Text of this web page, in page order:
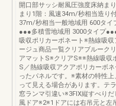
開口部サッシ耐風圧強度床納ま
まり1階：風速34m/秒相当造り
37m/秒相当一般地域用 600タ
●●●多積雪地域用 3000タイプ
吸収ポリカーボネート※熱線吸
ージュ商品一覧クリアブルーク
アマットS※クリアS※※熱線吸収
S／熱線吸収アクアポリカーボ
ったパネルです。※素材の特性
って見える場合があります。テ
窓ランマ引違い※3FIX縦すべり
風ドア※2※1ドアには右吊元と左